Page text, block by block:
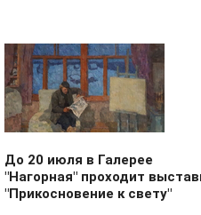
До 20 июля в Галерее
"Нагорная" проходит
"Прикосновение к свету"